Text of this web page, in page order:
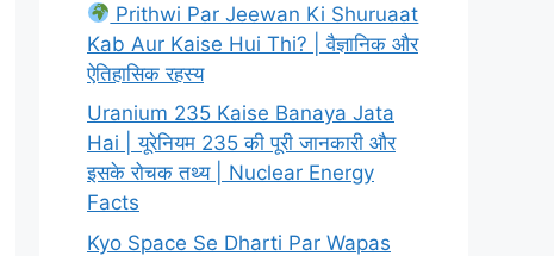
Prithwi Par Jeewan Ki Shuruaat
Kab Aur Kaise Hui Thi? | वैज्ञानिक और
ऐतिहासिक रहस्य
Uranium 235 Kaise Banaya Jata
Hai | यूरेनियम 235 की पूरी जानकारी और
इसके रोचक तथ्य | Nuclear Energy
Facts
Kyo Space Se Dharti Par Wapas